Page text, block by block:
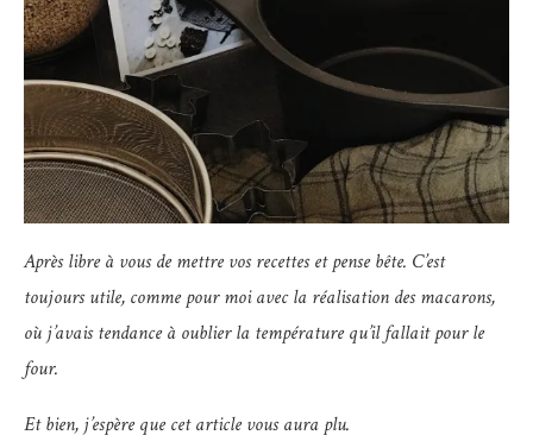
Après libre à vous de mettre vos recettes et pense bête. C’est
toujours utile, comme pour moi avec la réalisation des macarons,
où j’avais tendance à oublier la température qu’il fallait pour le
four.
Et bien, j’espère que cet article vous aura plu.